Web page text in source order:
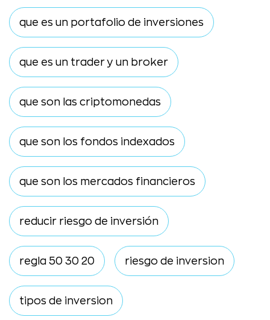
que es un portafolio de inversiones
que es un trader y un broker
que son las criptomonedas
que son los fondos indexados
que son los mercados financieros
reducir riesgo de inversión
regla 50 30 20 riesgo de inversion
tipos de inversion